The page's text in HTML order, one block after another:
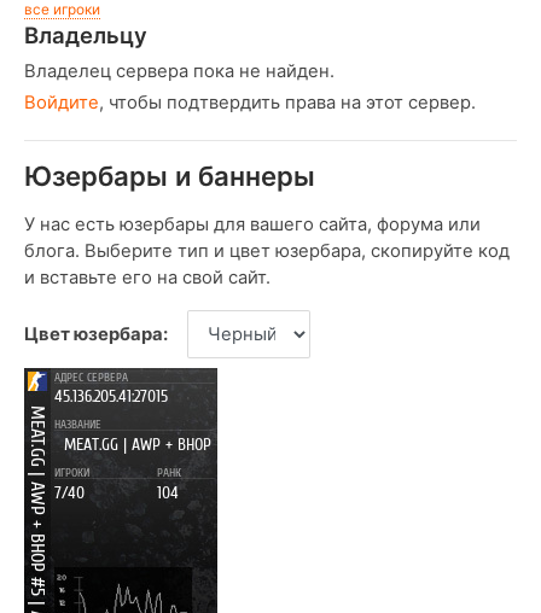
все игроки
Владельцу
Владелец сервера пока не найден.
Войдите, чтобы подтвердить права на этот сервер.
Юзербары и баннеры
У нас есть юзербары для вашего сайта, форума или
блога. Выберите тип и цвет юзербара, скопируйте код
и вставьте его на свой сайт.
Цвет юзербара: